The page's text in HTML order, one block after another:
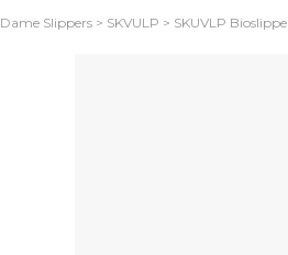
Dame Slippers SKVULP SKUVLP